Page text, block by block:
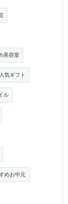
美容室
気ギフト
ル
めお中元